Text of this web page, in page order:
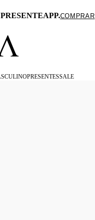
COMPRAR
PRESENTESSALE